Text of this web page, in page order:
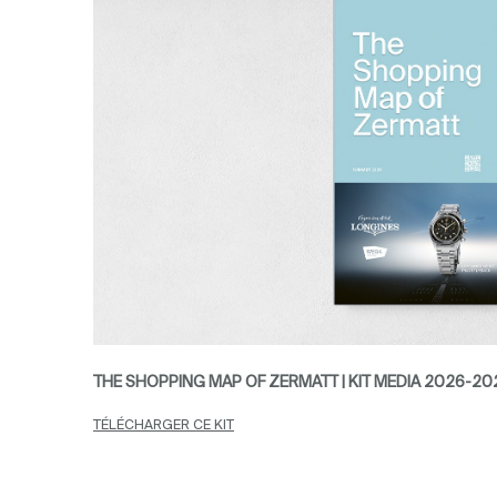
THE SHOPPING MAP OF ZERMATT | KIT MEDIA 2026-
TÉLÉCHARGER CE KIT